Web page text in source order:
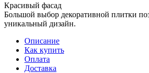
Красивый фасад
Большой выбор декоративной плитки
уникальный дизайн.
Описание
Как купить
Оплата
Доставка